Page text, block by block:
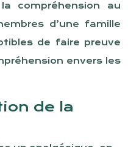
compréhension au
d’une famille
de faire preuve
envers les
de la